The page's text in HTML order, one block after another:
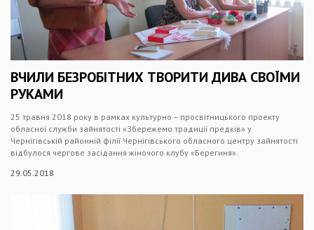
ВЧИЛИ БЕЗРОБІТНИХ ТВОРИТИ ДИВА СВОЇМИ
РУКАМИ
25 травня 2018 року в рамках культурно – просвітницького проекту
обласної служби зайнятості «Збережемо традиції предків» у
Чернігівській районній філії Чернігівського обласного центру зайнятості
відбулося чергове засідання жіночого клубу «Берегиня».
29.05.2018